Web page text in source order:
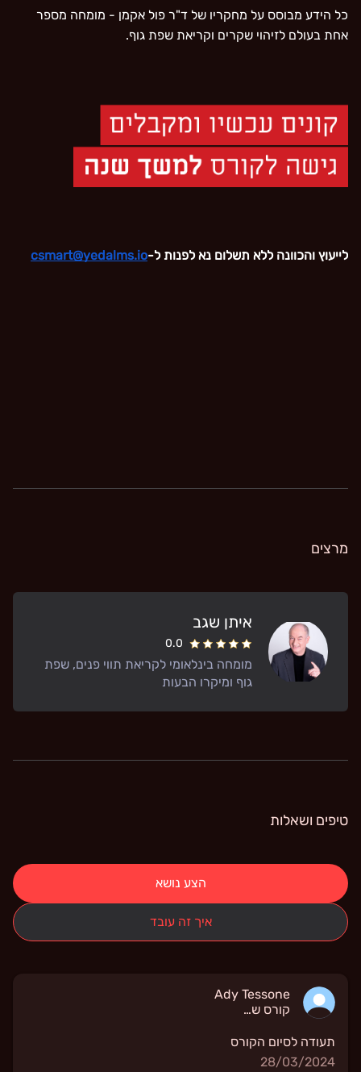
כל הידע מבוסס על מחקריו של ד"ר פול אקמן - מומחה מספר
אחת בעולם לזיהוי שקרים וקריאת שפת גוף.
לייעוץ והכוונה ללא תשלום נא לפנות ל-‫csmart@yedalms.io‬
מרצים
איתן שגב
0.0
מומחה בינלאומי לקריאת תווי פנים, שפת
גוף ומיקרו הבעות
טיפים ושאלות
הצע נושא
איך זה עובד
Ady Tessone
קורס שפת גוף
תעודה לסיום הקורס
28/03/2024